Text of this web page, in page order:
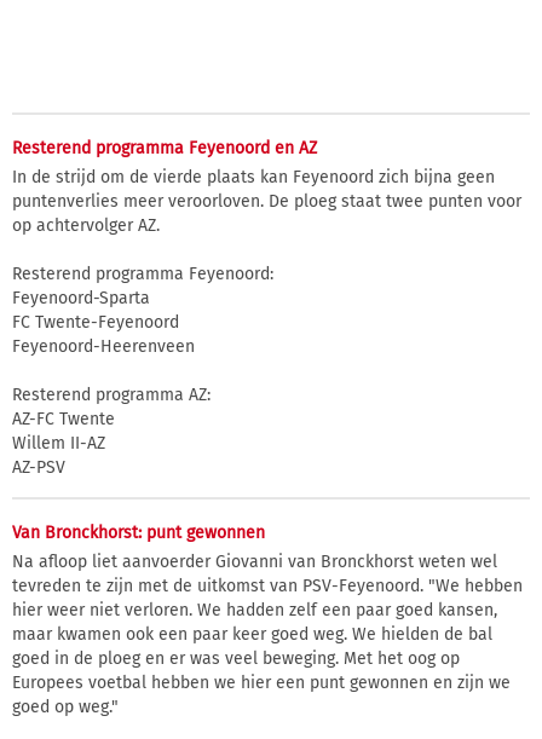
Resterend programma Feyenoord en AZ
In de strijd om de vierde plaats kan Feyenoord zich bijna geen
puntenverlies meer veroorloven. De ploeg staat twee punten voor
op achtervolger AZ.
Resterend programma Feyenoord:
Feyenoord-Sparta
FC Twente-Feyenoord
Feyenoord-Heerenveen
Resterend programma AZ:
AZ-FC Twente
Willem II-AZ
AZ-PSV
Van Bronckhorst: punt gewonnen
Na afloop liet aanvoerder Giovanni van Bronckhorst weten wel
tevreden te zijn met de uitkomst van PSV-Feyenoord. "We hebben
hier weer niet verloren. We hadden zelf een paar goed kansen,
maar kwamen ook een paar keer goed weg. We hielden de bal
goed in de ploeg en er was veel beweging. Met het oog op
Europees voetbal hebben we hier een punt gewonnen en zijn we
goed op weg."